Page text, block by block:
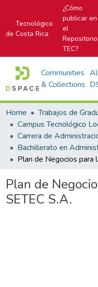
Tecnológico
de Costa Rica
¿Cómo
publicar en
el
Repositorio
TEC?
Communities
& Collections
Home
Trabajos de
Plan de
SETEC S.A.